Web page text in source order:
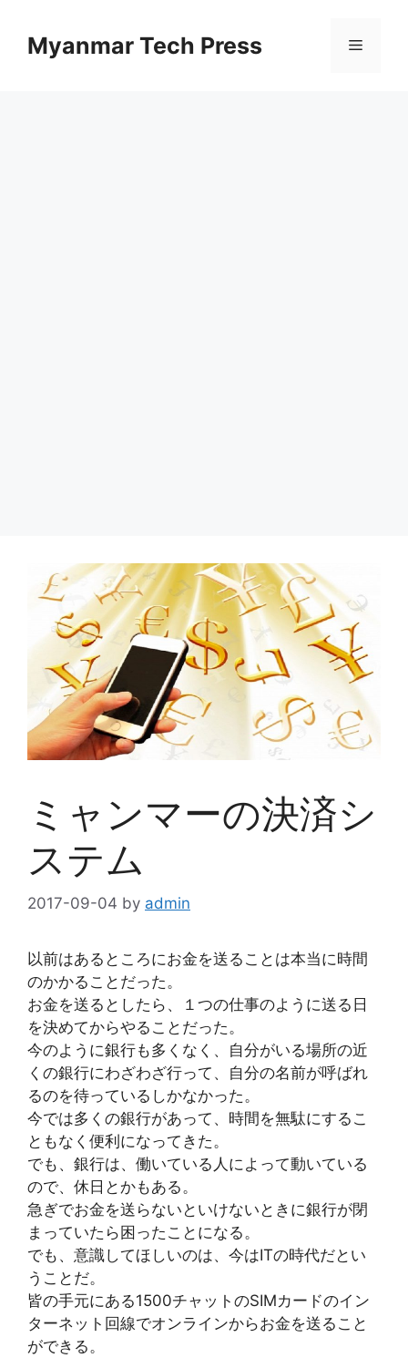
Myanmar Tech Press メ
ミャンマーの決済シ
ステム
2017-09-04 by admin
以前はあるところにお金を送ることは本当に時間
のかかることだった。
お金を送るとしたら、１つの仕事のように送る日
を決めてからやることだった。
今のように銀行も多くなく、自分がいる場所の近
くの銀行にわざわざ行って、自分の名前が呼ばれ
るのを待っているしかなかった。
今では多くの銀行があって、時間を無駄にするこ
ともなく便利になってきた。
でも、銀行は、働いている人によって動いている
ので、休日とかもある。
急ぎでお金を送らないといけないときに銀行が閉
まっていたら困ったことになる。
でも、意識してほしいのは、今はITの時代だとい
うことだ。
皆の手元にある1500チャットのSIMカードのイン
ターネット回線でオンラインからお金を送ること
ができる。